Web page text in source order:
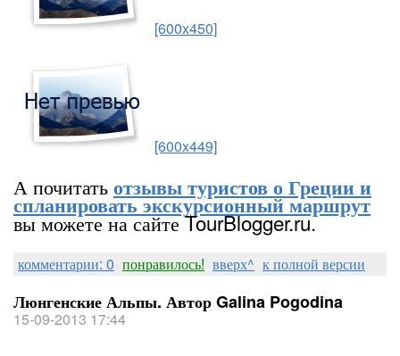
[600x450]
[600x449]
А почитатьотзывы туристов о Греции и
спланировать экскурсионный маршрут
вы можете на сайте TourBlogger.ru.
комментарии: 0 понравилось! вверх^ к полной версии
Люнгенские Альпы. Автор Galina Pogodina
15-09-2013 17:44